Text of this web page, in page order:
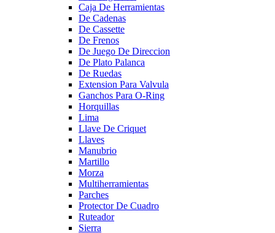
Caja De Herramientas
De Cadenas
De Cassette
De Frenos
De Juego De Direccion
De Plato Palanca
De Ruedas
Extension Para Valvula
Ganchos Para O-Ring
Horquillas
Lima
Llave De Criquet
Llaves
Manubrio
Martillo
Morza
Multiherramientas
Parches
Protector De Cuadro
Ruteador
Sierra